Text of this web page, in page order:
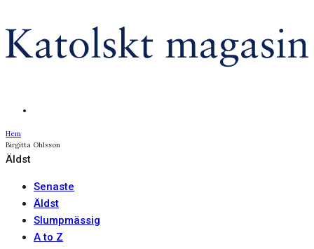
Hem
Birgitta Ohlsson
Äldst
Senaste
Äldst
Slumpmässig
A to Z